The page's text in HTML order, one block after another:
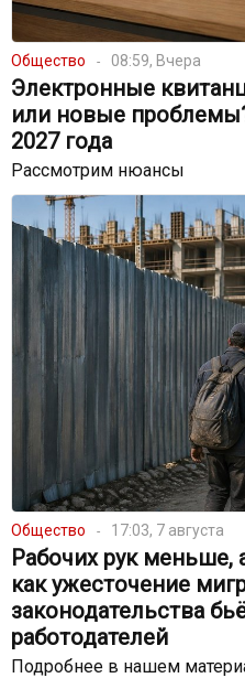
Общество 08:59, Вчера
Электронные
или новые
2027 года
Рассмотрим нюансы
Общество 17:03, 7 августа
Рабочих рук
как ужесточение
законодательства
работодателей
Подробнее в нашем